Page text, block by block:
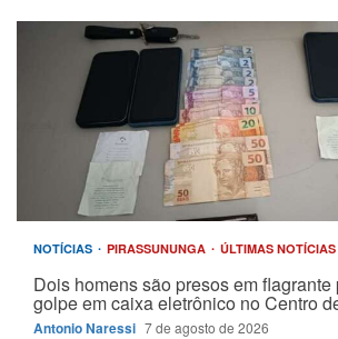
NOTÍCIAS PIRASSUNUNGA ÚLTIMAS NOTÍCIAS
Dois homens são presos em flagrante
golpe em caixa eletrônico no Centro
Antonio Naressi 7 de agosto de 2026